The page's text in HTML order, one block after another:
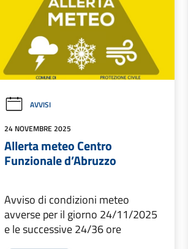
AVVISI
24 NOVEMBRE 2025
Allerta meteo Centro
Funzionale d’Abruzzo
Avviso di condizioni meteo
avverse per il giorno 24/11/2025
e le successive 24/36 ore